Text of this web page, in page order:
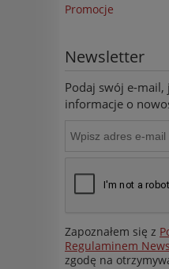
Promocje
Newsletter
Podaj swój e-mail,
informacje o
Zapoznałem się z
Regulaminem
zgodę na